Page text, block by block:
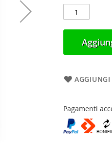
Pagamenti